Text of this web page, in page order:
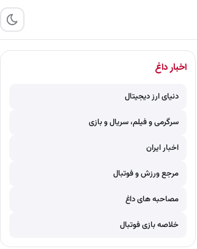
اخبار داغ
دنیای ارز دیجیتال
سرگرمی و فیلم، سریال و بازی
اخبار ایران
مرجع ورزش و فوتبال
مصاحبه های داغ
خلاصه بازی فوتبال